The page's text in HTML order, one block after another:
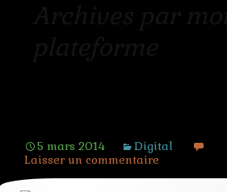
5 mars 2014 Digital
Laisser un commentaire